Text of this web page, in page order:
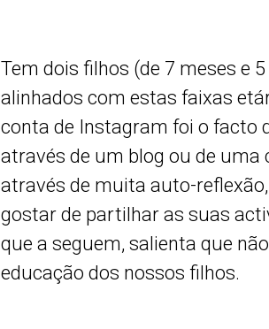
Tem dois filhos (de 7 meses e
alinhados com estas faixas
conta de Instagram foi o facto
através de um blog ou de uma
através de muita auto-
gostar de partilhar as suas
que a seguem, salienta que
educação dos nossos filhos.